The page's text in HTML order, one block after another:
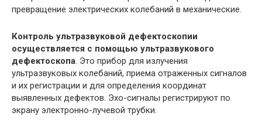
превращение электрических колебаний в механические.
Контроль ультразвуковой дефектоскопии
осуществляется с помощью ультразвукового
дефектоскопа. Это прибор для излучения
ультразвуковых колебаний, приема отраженных сигналов
и их регистрации и для определения координат
выявленных дефектов. Эхо-сигналы регистрируют по
экрану электронно-лучевой трубки.